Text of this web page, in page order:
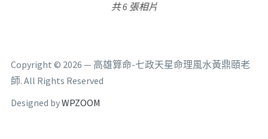
共 6 張相片
Copyright © 2026 — 高雄算命-七政天星命理風水黃鼎頤老
師. All Rights Reserved
Designed byWPZOOM